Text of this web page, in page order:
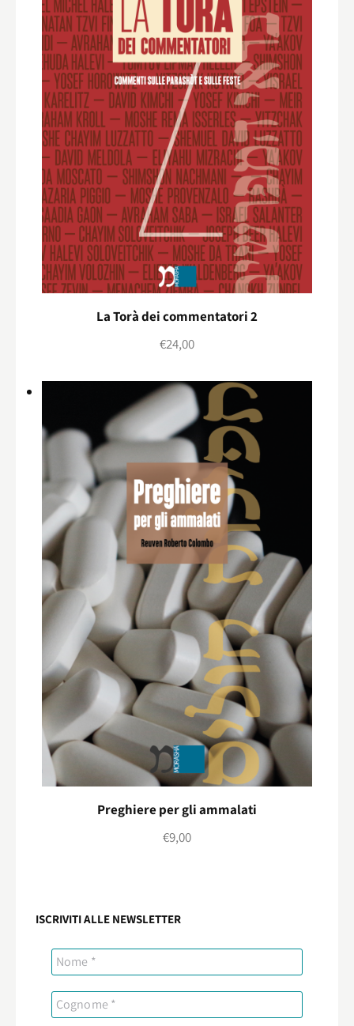
La Torà dei commentatori 2
€24,00
Preghiere per gli ammalati
€9,00
ISCRIVITI ALLE NEWSLETTER